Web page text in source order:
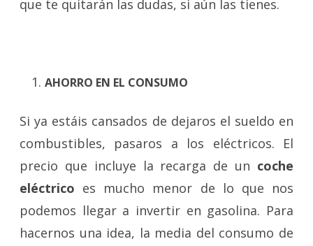
que te quitarán las dudas, si aún las tienes.
AHORRO EN EL CONSUMO
Si ya estáis cansados de dejaros el sueldo en
combustibles, pasaros a los eléctricos. El
precio que incluye la recarga de un coche
eléctrico es mucho menor de lo que nos
podemos llegar a invertir en gasolina. Para
hacernos una idea, la media del consumo de